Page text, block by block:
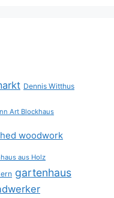
Dennis Witthus
Art Blockhaus
woodwork
aus Holz
gartenhaus